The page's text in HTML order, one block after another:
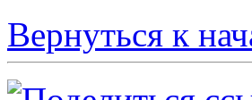
Вернуться к